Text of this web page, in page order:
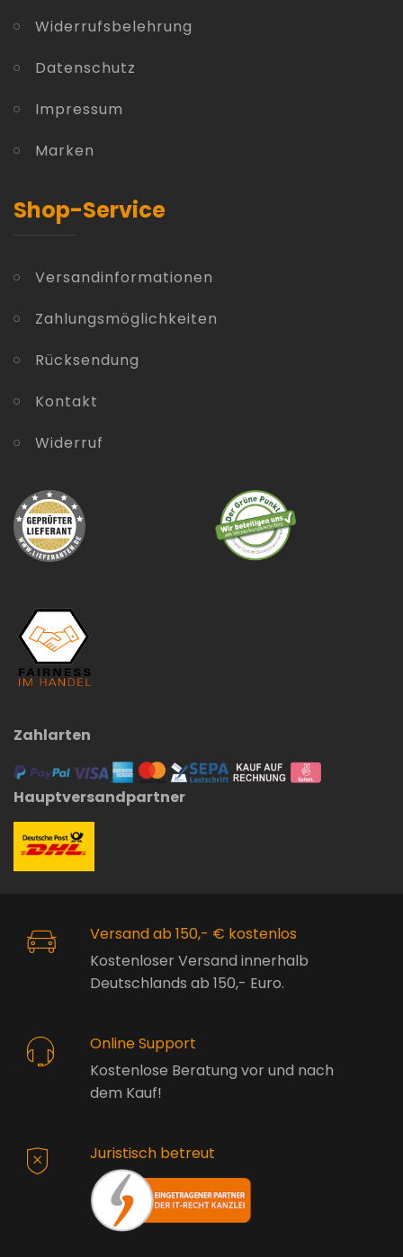
Widerrufsbelehrung
Datenschutz
Impressum
Marken
Shop-Service
Versandinformationen
Zahlungsmöglichkeiten
Rücksendung
Kontakt
Widerruf
Zahlarten
Hauptversandpartner
Versand ab 150,- € kostenlos
Kostenloser Versand innerhalb
Deutschlands ab 150,- Euro.
Online Support
Kostenlose Beratung vor und nach
dem Kauf!
Juristisch betreut